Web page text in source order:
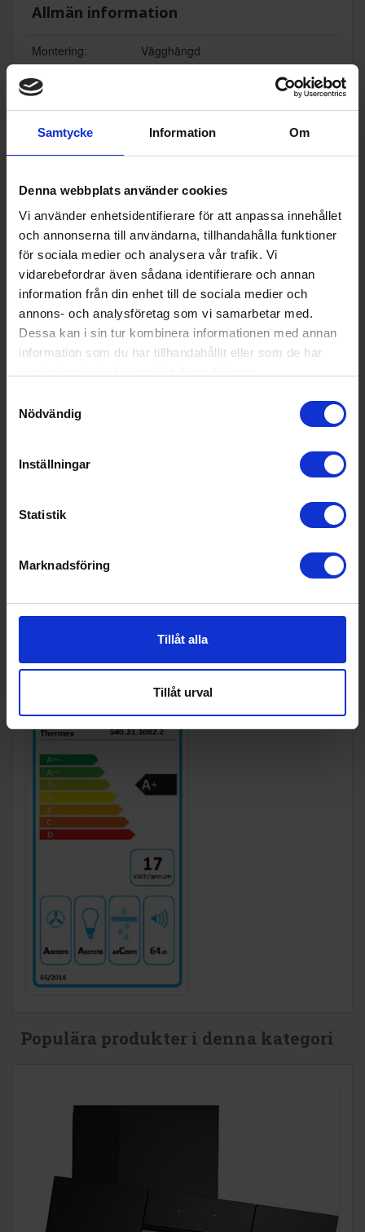
Samtycke Information Om
Denna webbplats använder cookies
Vi använder enhetsidentifierare för att anpassa innehållet
och annonserna till användarna, tillhandahålla funktioner
för sociala medier och analysera vår trafik. Vi
vidarebefordrar även sådana identifierare och annan
information från din enhet till de sociala medier och
annons- och analysföretag som vi samarbetar med.
Dessa kan i sin tur kombinera informationen med annan
information som du har tillhandahållit eller som de har
Nödvändig
Inställningar
Statistik
Marknadsföring
Tillåt alla
Tillåt urval
Allmän information
Montering:
Vägghängd
Ventilationstyp:
Färg:
Svart
Produktgrupp:
Köksfläkt vägghängd
Utdragbar (Ja/Ne
j):
Nej
Wi-Fi anslutning (J
a/Nej):
Nej
Teknisk data
Antal hastigheter
(st):
3
Vikt (kg):
Energimärkning
Populära produkter i denna kategori